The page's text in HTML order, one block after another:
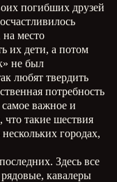
погибших друзей
на место
их дети, а потом
не был
любят твердить
потребность
важное и
что такие шествия
городах,
Здесь все
кавалеры